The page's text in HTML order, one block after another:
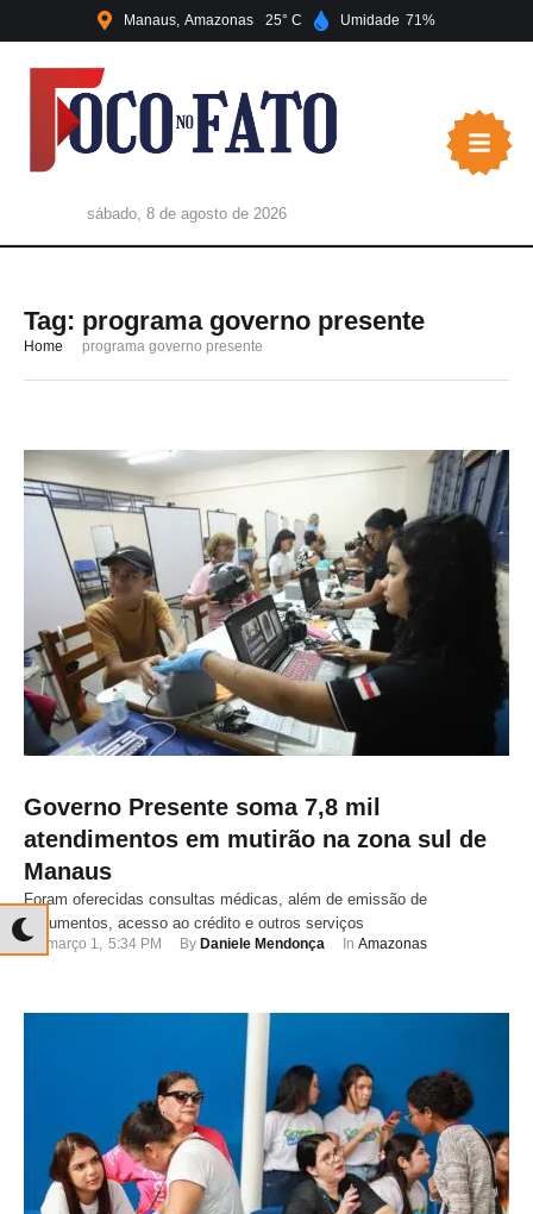
Manaus Amazonas 25 Umidade 71
sábado, 8 de agosto de 2026
Tag: programa governo presente
Home programa governo presente
Governo Presente soma 7,8 mil
atendimentos em mutirão na zona sul de
Manaus
Foram oferecidas consultas médicas, além de emissão de
documentos, acesso ao crédito e outros serviços
março 1, 5:34 PM By Daniele Mendonça In Amazonas